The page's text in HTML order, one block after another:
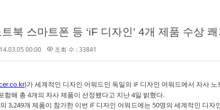
북 스마트폰 등 ‘iF 디자인’ 4개 제품 수상 쾌
00:00 조회 수 : 33841
)가 세계적인 디자인 어워드인 독일의 iF 디자인 어워드에서 자사 노
포함해 총 4개의 자사 제품이 선정됐다고 지난 4일 밝혔다.
3,249개 제품이 참가한 이번 iF 디자인 어워드에는 50명의 세계적인 디자